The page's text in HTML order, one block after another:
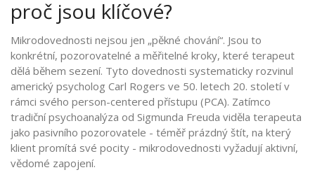
proč jsou klíčové?
Mikrodovednosti nejsou jen „pěkné chování“. Jsou to
konkrétní, pozorovatelné a měřitelné kroky, které terapeut
dělá během sezení. Tyto dovednosti systematicky rozvinul
americký psycholog Carl Rogers ve 50. letech 20. století v
rámci svého person-centered přístupu (PCA). Zatímco
tradiční psychoanalýza od Sigmunda Freuda viděla terapeuta
jako pasivního pozorovatele - téměř prázdný štít, na který
klient promítá své pocity - mikrodovednosti vyžadují aktivní,
vědomé zapojení.